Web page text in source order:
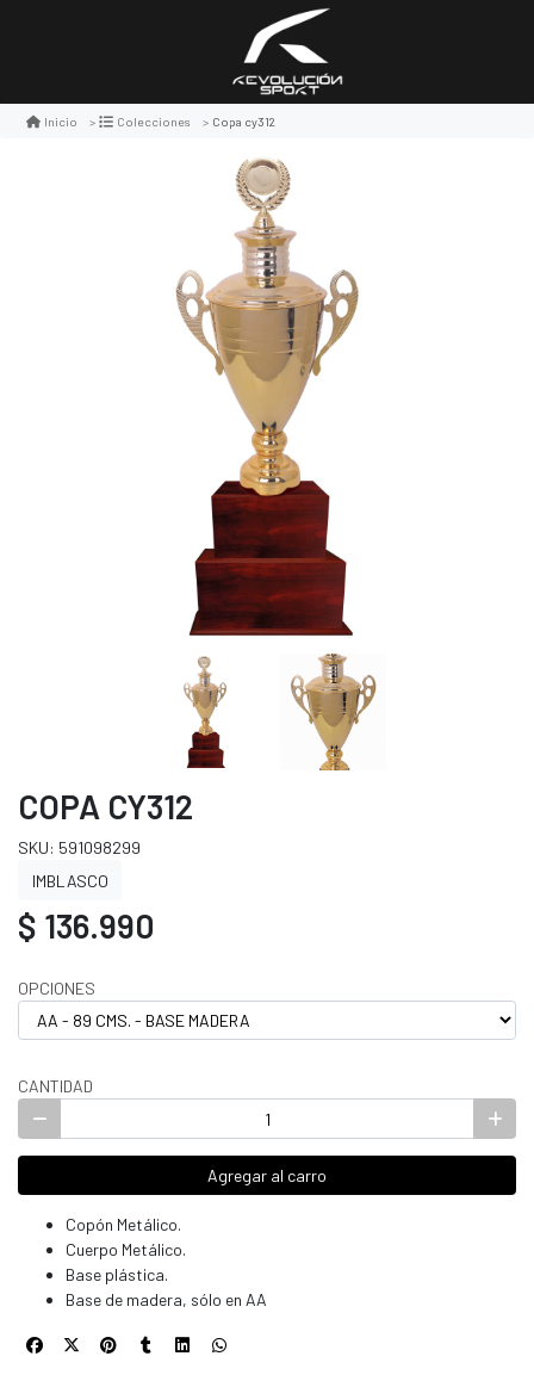
Inicio Colecciones Copa cy312
COPA CY312
SKU: 591098299
IMBLASCO
$ 136.990
OPCIONES
CANTIDAD
Agregar al carro
Copón Metálico.
Cuerpo Metálico.
Base plástica.
Base de madera, sólo en AA